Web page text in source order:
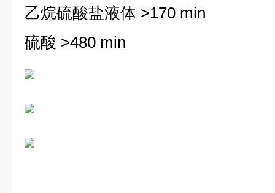
乙烷硫酸盐液体 >170 min
硫酸 >480 min